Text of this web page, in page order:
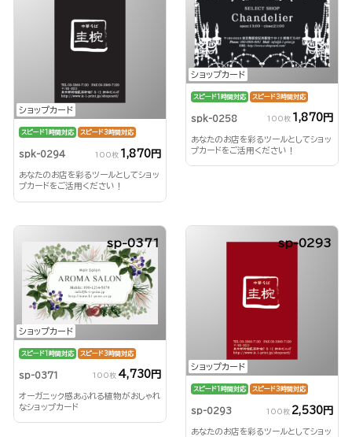
ショップカード
スピード1時間対応 スピード3時間対応
spk-0294 100枚 1,870円
あなたのお店を彩るツールとしてショッ
プカードをご活用ください！
ショップカード
スピード1時間対応 スピード3時間対応
spk-0258 100枚 1,870円
あなたのお店を彩るツールとしてショッ
プカードをご活用ください！
ショップカード
sp-0371
スピード1時間対応 スピード3時間対応
sp-0371 100枚 4,730円
オーガニック感あふれる植物がおしゃれ
なショップカード
ショップカード
sp-0293
スピード1時間対応 スピード3時間対応
sp-0293 100枚 2,530円
あなたのお店を彩るツールとしてショッ